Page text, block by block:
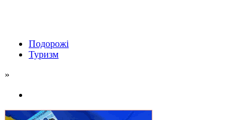
Подорожі
Туризм
»